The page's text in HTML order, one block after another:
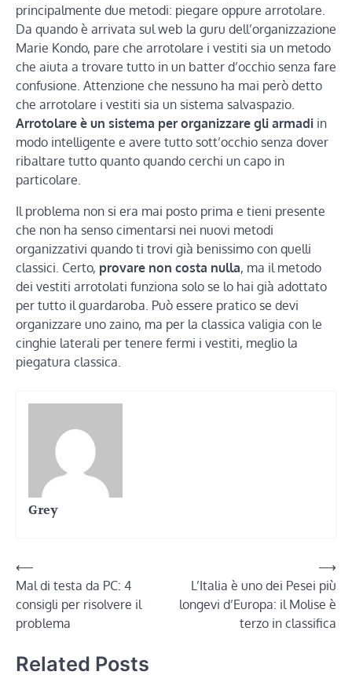
principalmente due metodi: piegare oppure arrotolare.
Da quando è arrivata sul web la guru dell’organizzazione
Marie Kondo, pare che arrotolare i vestiti sia un metodo
che aiuta a trovare tutto in un batter d’occhio senza fare
confusione. Attenzione che nessuno ha mai però detto
che arrotolare i vestiti sia un sistema salvaspazio.
Arrotolare è un sistema per organizzare gli armadi in
modo intelligente e avere tutto sott’occhio senza dover
ribaltare tutto quanto quando cerchi un capo in
particolare.
Il problema non si era mai posto prima e tieni presente
che non ha senso cimentarsi nei nuovi metodi
organizzativi quando ti trovi già benissimo con quelli
classici. Certo, provare non costa nulla, ma il metodo
dei vestiti arrotolati funziona solo se lo hai già adottato
per tutto il guardaroba. Può essere pratico se devi
organizzare uno zaino, ma per la classica valigia con le
cinghie laterali per tenere fermi i vestiti, meglio la
piegatura classica.
Grey
Navigazione
articoli
⟵
Mal di testa da PC: 4
consigli per risolvere il
problema
L’Italia è uno dei Pesei più
longevi d’Europa: il Molise è
terzo in classifica
⟶
Related Posts